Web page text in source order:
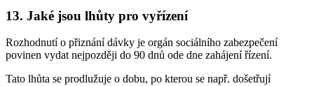
13. Jaké jsou lhůty pro vyřízení
Rozhodnutí o přiznání dávky je orgán sociálního zabezpečení
povinen vydat nejpozději do 90 dnů ode dne zahájení řízení.
Tato lhůta se prodlužuje o dobu, po kterou se např. došetřují